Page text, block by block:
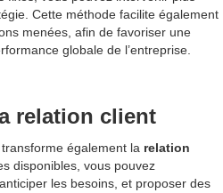
Cette méthode facilite également
menées, afin de favoriser une
globale de l’entreprise.
relation client
également la relation
disponibles, vous pouvez
les besoins, et proposer des